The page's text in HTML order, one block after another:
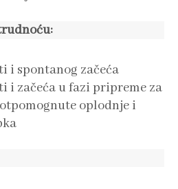
i spontanog začeća
i začeća u fazi pripreme za
oplodnje i